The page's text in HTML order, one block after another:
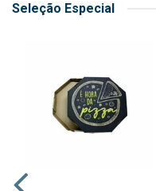
Seleção Especial